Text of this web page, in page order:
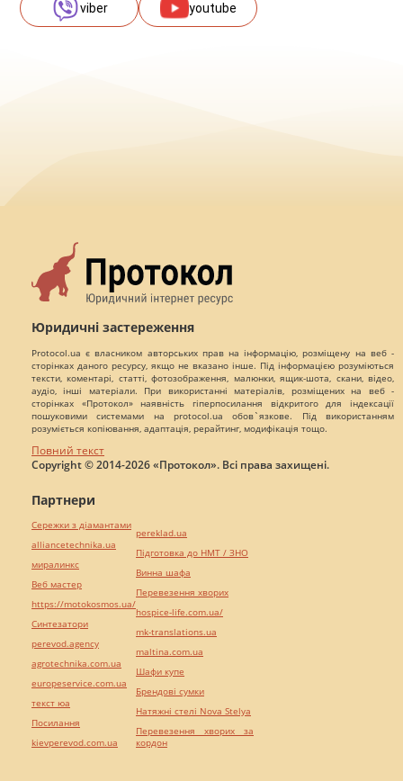
viber youtube
Юридичні застереження
Protocol.ua є власником авторських прав на інформацію, розміщену на веб -
сторінках даного ресурсу, якщо не вказано інше. Під інформацією розуміються
тексти, коментарі, статті, фотозображення, малюнки, ящик-шота, скани, відео,
аудіо, інші матеріали. При використанні матеріалів, розміщених на веб -
сторінках «Протокол» наявність гіперпосилання відкритого для індексації
пошуковими системами на protocol.ua обов`язкове. Під використанням
розуміється копіювання, адаптація, рерайтинг, модифікація тощо.
Повний текст
Copyright © 2014-2026 «Протокол». Всі права захищені.
Партнери
Сережки з діамантами
alliancetechnika.ua
миралинкс
Веб мастер
https://motokosmos.ua/
Синтезатори
perevod.agency
agrotechnika.com.ua
europeservice.com.ua
текст юа
Посилання
kievperevod.com.ua
pereklad.ua
Підготовка до НМТ / ЗНО
Винна шафа
Перевезення хворих
hospice-life.com.ua/
mk-translations.ua
maltina.com.ua
Шафи купе
Брендові сумки
Натяжні стелі Nova Stelya
Перевезення хворих за
кордон